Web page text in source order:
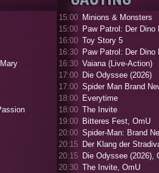
15:00 Minions & Monsters
15:00 Paw Patrol: Der Dino
16:00 Toy Story 5
16:30 Paw Patrol: Der Dino
16:30 Vaiana (Live-Action)
17:00 Die Odyssee (2026)
17:00 Spider Man Brand
18:00 Everytime
18:00 The Invite
19:00 Bitteres Fest, OmU
20:00 Spider-Man: Brand
20:15 Der Klang der
20:15 Die Odyssee (2026),
20:30 The Invite, OmU